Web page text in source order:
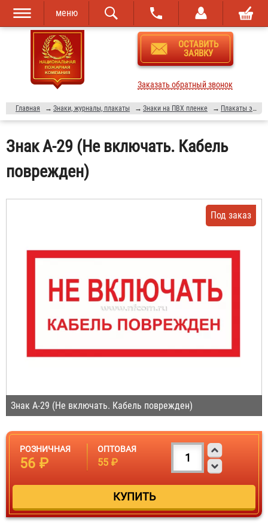
Перейти к
основному
содержанию
Skip to
navigation
меню
ОСТАВИТЬ
ЗАЯВКУ
Заказать обратный звонок
Главная → Знаки, журналы, плакаты → Знаки на ПВХ пленке → Плакаты электробезопасности
Знак A-29 (Не включать. Кабель
поврежден)
Знак A-29 (Не включать. Кабель поврежден)
Под заказ
РОЗНИЧНАЯ
56 ₽
ОПТОВАЯ
55 ₽